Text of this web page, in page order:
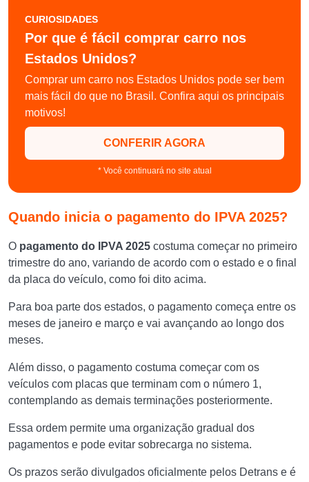
CURIOSIDADES
Por que é fácil comprar carro nos
Estados Unidos?
Comprar um carro nos Estados Unidos pode ser bem
mais fácil do que no Brasil. Confira aqui os principais
motivos!
CONFERIR AGORA
* Você continuará no site atual
Quando inicia o pagamento do IPVA 2025?
O pagamento do IPVA 2025 costuma começar no primeiro
trimestre do ano, variando de acordo com o estado e o final
da placa do veículo, como foi dito acima.
Para boa parte dos estados, o pagamento começa entre os
meses de janeiro e março e vai avançando ao longo dos
meses.
Além disso, o pagamento costuma começar com os
veículos com placas que terminam com o número 1,
contemplando as demais terminações posteriormente.
Essa ordem permite uma organização gradual dos
pagamentos e pode evitar sobrecarga no sistema.
Os prazos serão divulgados oficialmente pelos Detrans e é